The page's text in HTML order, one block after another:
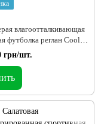
влагоотталкивающая
футболка реглан Cool
грн/шт.